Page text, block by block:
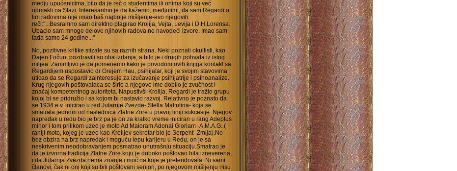
medju upućenicima, bilo da je reč o studentima ili onima koji su već
odmakli na Stazi. Interesantno je da kažemo, medjutim , da sam Regardi o
tim radovima nije imao baš najbolje mišljenje-evo njegovih
reči:"...Besramno sam direktno plagirao Krolija, Vejta, Levija i D.H.Lorensa.
Ubacio sam mnoge delove njihovih radova ne navodeći izvore. Imao sam
tada samo 24 godine..."
No, pozitivne kritike stizale su sa raznih strana. Neki poznati okultisti, kao
Dajen Fočun, pozdravili su oba izdanja, a bilo je i drugih pohvala iz istog
miljea. Zanimljivo je da pomenemo kako je povodom ovih knjiga kontakt sa
Regardijem uspostavio dr Grejem Hau, psihijatar, koji je svojim stavovima
uticao da se Regardi zainteresuje za izučavanje psihijatrije i psihoanalize.
Krug njegovih poštovalaca se širio a njegovo ime dobilo je zvučnost i
značaj kompetentnog autoriteta. Napustivši Krolija, Regardi je tražio grupu
kojoj bi se pridružio i sa kojom bi nastavio razvoj. Relativno je poznato da
se 1934.e.v. inicirao u red Jutarnje Zvezde- Stella Mattutina- koja se
smatrala jednom od naslednica Zlatne Zore u pravoj liniji sukcesije. Njegov
napredak u redu bio je brz pa je on za kratko vreme iniciran u rang Adeptus
minor i tom prilikom uzeo je moto Ad Maioram Adonai Gloriam -A.M.A.G. (
raniji moto, kojeg je uzeo kao Krolijev sekretar bio je Serpent- Zmija).No
bez obzira na brz napredak i moguću lepu karijeru u Redu, on je sa
neskrivenim neodobravanjem posmatrao unutrašnju situaciju.Smatrao je
da je izvorna tradicija Zlatne Zore koju je duboko poštovao bila izneverena,
i da Jutarnja Zvezda nema znanje i moć na koje je pretendovala. Ni sami
članovi, čak ni oni koji su bili poštovani seniori, po njegovom mišljenju nisu